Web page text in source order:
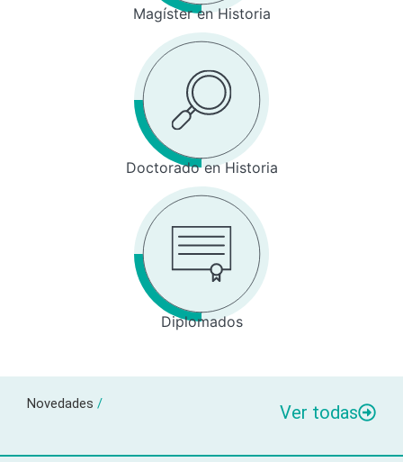
Magíster en Historia
Doctorado en Historia
Diplomados
Novedades / Ver todas